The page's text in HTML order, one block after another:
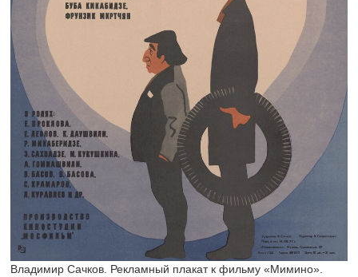
Владимир Сачков. Рекламный плакат к фильму «Мимино».